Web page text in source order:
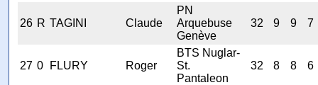
26 R TAGINI Claude
PN
Arquebuse
Genève
32 9 9 7
27 0 FLURY Roger
BTS Nuglar-
St.
Pantaleon
32 8 8 6